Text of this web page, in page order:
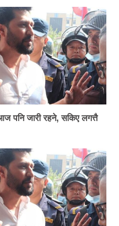
पनि जारी रहने, सकिए लगत्तै